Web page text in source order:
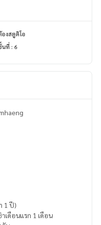
องสตูดิโอ
นที่ : 6
เช่า 1 ปี)
เดือนแรก 1 เดือน